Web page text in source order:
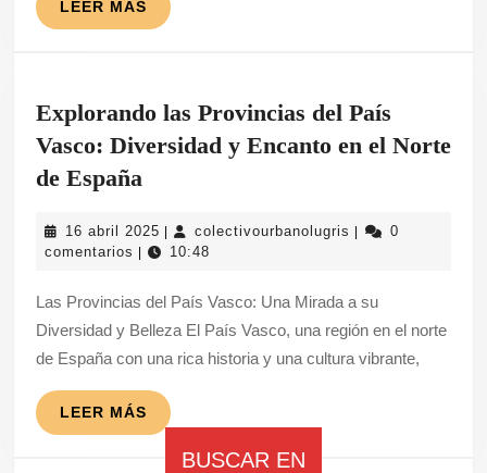
LEER MÁS LEER
MÁS
Explorando las Provincias del País
Vasco: Diversidad y Encanto en el Norte
de España
Provincias
País
Vasco:
Diversidad
y
Encanto
16 abril 2025 16
abril
| colectivourbanolugris |
0
comentarios | 10:48
Las Provincias del País Vasco: Una Mirada a su
Diversidad y Belleza El País Vasco, una región en el norte
de España con una rica historia y una cultura vibrante,
LEER MÁS LEER
MÁS
BUSCAR EN